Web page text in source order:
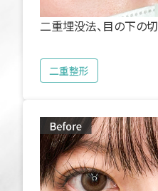
二重埋没法、目の下の
二重整形